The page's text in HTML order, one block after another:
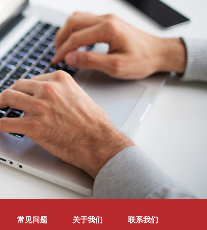
常见问题 关于我们 联系我们